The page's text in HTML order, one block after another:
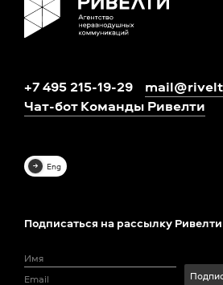
+7 495 215-19-29
Чат-бот Команды Ривелти
Eng
Подписаться на рассылку Ривелти